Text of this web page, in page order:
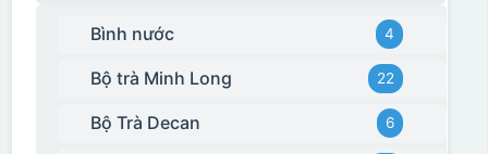
Bình nước 4
Bộ trà Minh Long 22
Bộ Trà Decan 6